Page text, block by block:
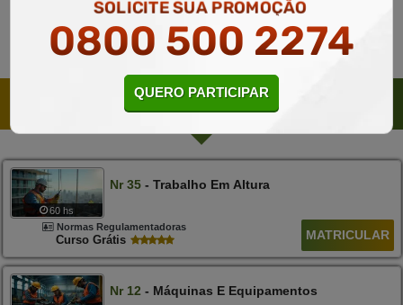
CURSOS SUGERIDOS PELO PEDAGÓGICO
60 hs
Nr 35- Trabalho Em Altura
Normas Regulamentadoras
Curso Grátis MATRICULAR
Nr 12- Máquinas E Equipamentos
SOLICITE SUA PROMOÇÃO
0800 500 2274
QUERO PARTICIPAR